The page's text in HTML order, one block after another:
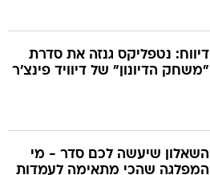
דיווח: נטפליקס גנזה את סדרת
"משחק הדיונון" של דיוויד פינצ'ר
השאלון שיעשה לכם סדר - מי
המפלגה שהכי מתאימה לעמדות